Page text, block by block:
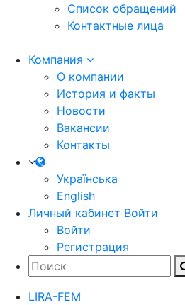
Список обращений
Контактные лица
Компания
О компании
История и факты
Новости
Вакансии
Контакты
Українська
English
Личный кабинет Войти
Войти
Регистрация
LIRA-FEM